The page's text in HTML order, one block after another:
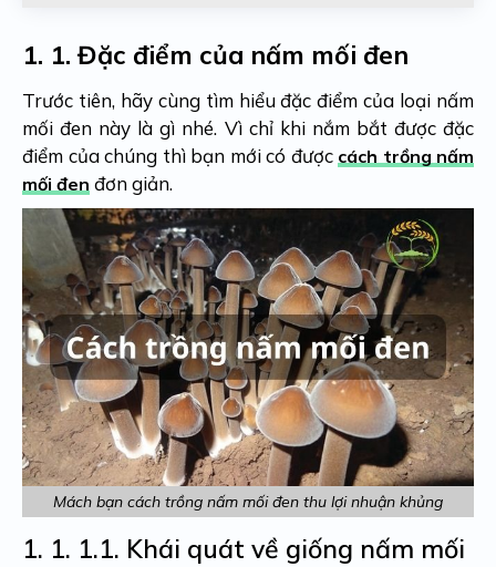
1. 1. Đặc điểm của nấm mối đen
Trước tiên, hãy cùng tìm hiểu đặc điểm của loại nấm
mối đen này là gì nhé. Vì chỉ khi nắm bắt được đặc
điểm của chúng thì bạn mới có được cách trồng nấm
mối đen đơn giản.
Mách bạn cách trồng nấm mối đen thu lợi nhuận khủng
1. 1. 1.1. Khái quát về giống nấm mối